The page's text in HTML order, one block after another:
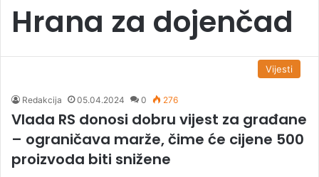
Hrana za dojenčad
Vijesti
Redakcija 05.04.2024 0 276
Vlada RS donosi dobru vijest za građane
– ograničava marže, čime će cijene 500
proizvoda biti snižene